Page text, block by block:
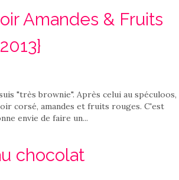
Amandes & Fruits
"très brownie". Après celui au spéculoos,
corsé, amandes et fruits rouges. C'est
envie de faire un...
chocolat